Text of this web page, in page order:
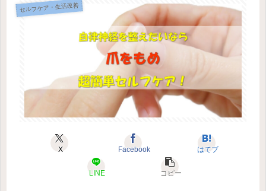
セルフケア・生活改善
X Facebook はてブ
LINE コピー